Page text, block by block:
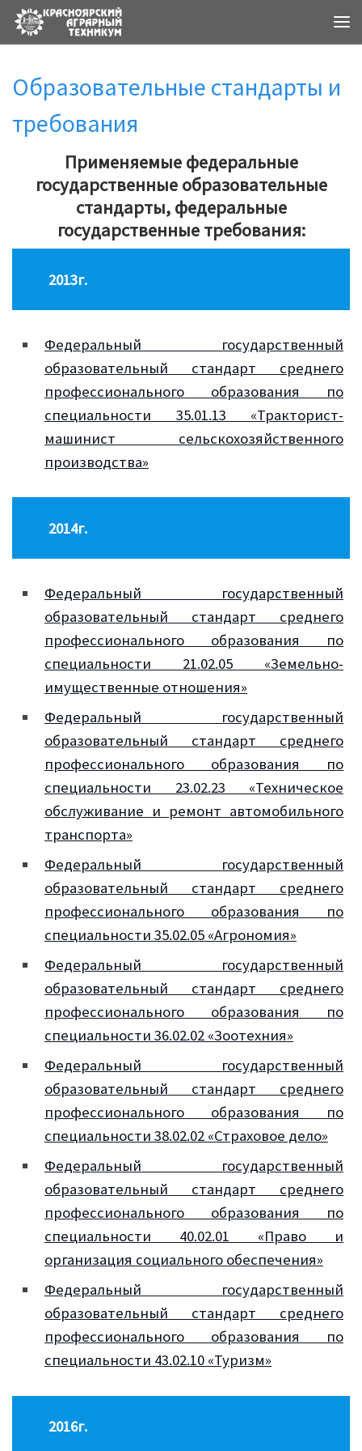
Образовательные стандарты и
требования
Применяемые федеральные
государственные образовательные
стандарты, федеральные
государственные требования:
2013г.
Федеральный государственный
образовательный стандарт среднего
профессионального образования по
специальности 35.01.13 «Тракторист-
машинист сельскохозяйственного
производства»
2014г.
Федеральный государственный
образовательный стандарт среднего
профессионального образования по
специальности 21.02.05 «Земельно-
имущественные отношения»
Федеральный государственный
образовательный стандарт среднего
профессионального образования по
специальности 23.02.23 «Техническое
обслуживание и ремонт автомобильного
транспорта»
Федеральный государственный
образовательный стандарт среднего
профессионального образования по
специальности 35.02.05 «Агрономия»
Федеральный государственный
образовательный стандарт среднего
профессионального образования по
специальности 36.02.02 «Зоотехния»
Федеральный государственный
образовательный стандарт среднего
профессионального образования по
специальности 38.02.02 «Страховое дело»
Федеральный государственный
образовательный стандарт среднего
профессионального образования по
специальности 40.02.01 «Право и
организация социального обеспечения»
Федеральный государственный
образовательный стандарт среднего
профессионального образования по
специальности 43.02.10 «Туризм»
2016г.